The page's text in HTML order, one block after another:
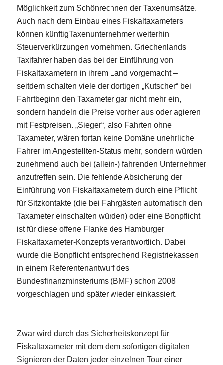
Möglichkeit zum Schönrechnen der Taxenumsätze.
Auch nach dem Einbau eines Fiskaltaxameters
können künftigTaxenunternehmer weiterhin
Steuerverkürzungen vornehmen. Griechenlands
Taxifahrer haben das bei der Einführung von
Fiskaltaxametern in ihrem Land vorgemacht –
seitdem schalten viele der dortigen „Kutscher“ bei
Fahrtbeginn den Taxameter gar nicht mehr ein,
sondern handeln die Preise vorher aus oder agieren
mit Festpreisen. „Sieger“, also Fahrten ohne
Taxameter, wären fortan keine Domäne unehrliche
Fahrer im Angestellten-Status mehr, sondern würden
zunehmend auch bei (allein-) fahrenden Unternehmer
anzutreffen sein. Die fehlende Absicherung der
Einführung von Fiskaltaxametern durch eine Pflicht
für Sitzkontakte (die bei Fahrgästen automatisch den
Taxameter einschalten würden) oder eine Bonpflicht
ist für diese offene Flanke des Hamburger
Fiskaltaxameter-Konzepts verantwortlich. Dabei
wurde die Bonpflicht entsprechend Registriekassen
in einem Referentenantwurf des
Bundesfinanzminsteriums (BMF) schon 2008
vorgeschlagen und später wieder einkassiert.
Zwar wird durch das Sicherheitskonzept für
Fiskaltaxameter mit dem dem sofortigen digitalen
Signieren der Daten jeder einzelnen Tour einer